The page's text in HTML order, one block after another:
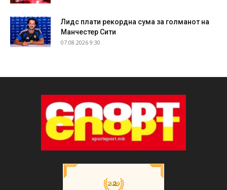
Лидс плати рекордна сума за голманот на
Манчестер Сити
07.08.2026 9:30